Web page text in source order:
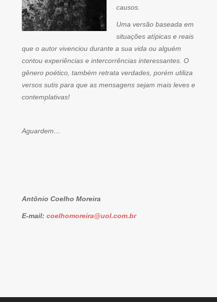
causos.
Uma versão baseada em
situações atípicas e reais
que o autor vivenciou durante a sua vida ou alguém
contou experiências e intercorrências interessantes. O
gênero poético, também retrata verdades, porém utiliza
versos sutis para que as mensagens sejam mais leves e
contemplativas!
Aguardem…
Antônio Coelho Moreira
E-mail: coelhomoreira@uol.com.br